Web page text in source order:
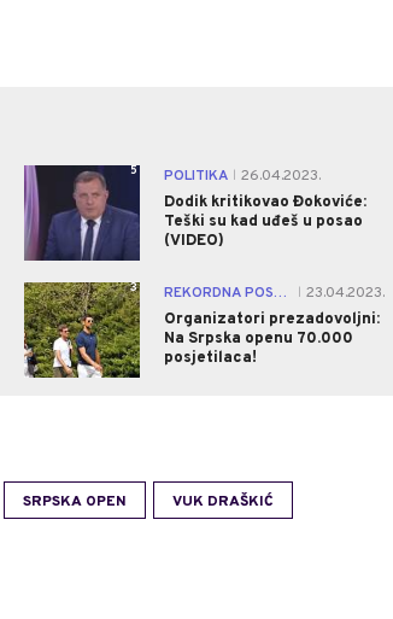
5 POLITIKA
26.04.2023.
Dodik kritikovao Đokoviće:
Teški su kad uđeš u posao
(VIDEO)
3 REKORDNA POSJETA
23.04.2023.
Organizatori prezadovoljni:
Na Srpska openu 70.000
posjetilaca!
SRPSKA OPEN VUK DRAŠKIĆ